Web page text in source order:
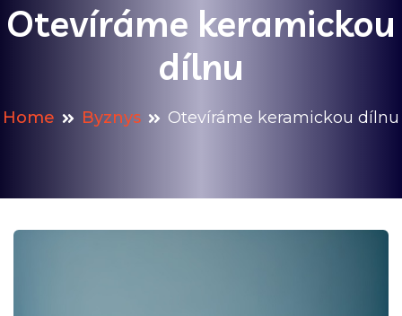
Otevíráme keramickou
dílnu
Home Byznys Otevíráme keramickou dílnu